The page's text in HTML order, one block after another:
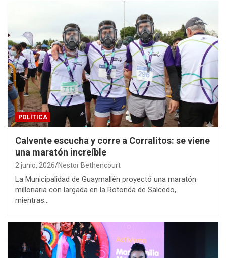
POLÍTICA
Calvente escucha y corre a Corralitos: se viene
una maratón increíble
2 junio, 2026 Nestor Bethencourt
La Municipalidad de Guaymallén proyectó una maratón
millonaria con largada en la Rotonda de Salcedo,
mientras…